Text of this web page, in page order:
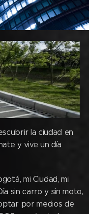
la ciudad en
y vive un día
mi Ciudad, mi
sin carro y sin moto,
por medios de